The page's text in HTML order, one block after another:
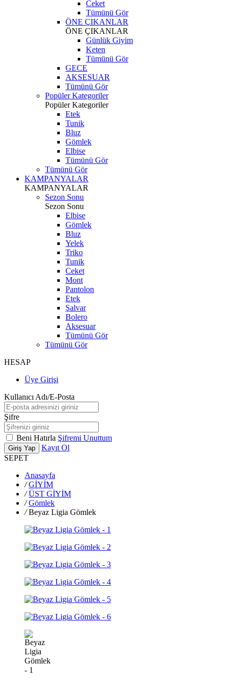
Ceket
Tümünü Gör
ÖNE ÇIKANLAR
ÖNE ÇIKANLAR
Günlük Giyim
Keten
Tümünü Gör
GECE
AKSESUAR
Tümünü Gör
Popüler Kategoriler
Popüler Kategoriler
Etek
Tunik
Bluz
Gömlek
Elbise
Tümünü Gör
Tümünü Gör
KAMPANYALAR
KAMPANYALAR
Sezon Sonu
Sezon Sonu
Elbise
Gömlek
Bluz
Yelek
Triko
Tunik
Ceket
Mont
Pantolon
Etek
Şalvar
Bolero
Aksesuar
Tümünü Gör
Tümünü Gör
HESAP
Üye Girişi
Kullanıcı Adı/E-Posta
Şifre
Beni Hatırla Şifremi Unuttum
Giriş Yap
Kayıt Ol
SEPET
Anasayfa
/ GİYİM
/ ÜST GİYİM
/ Gömlek
/ Beyaz Ligia Gömlek